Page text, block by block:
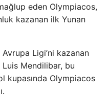
eden Olympiacos,
kazanan ilk Yunan
Ligi’ni kazanan
Mendilibar, bu
kupasında Olympiacos